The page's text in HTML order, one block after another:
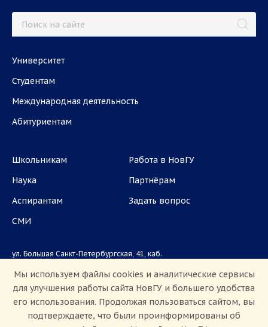
Университет
Студентам
Международная деятельность
Абитуриентам
Школьникам
Наука
Аспирантам
СМИ
Работа в НовГУ
Партнёрам
Задать вопрос
ул. Большая Санкт-Петербургская, 41, каб.
Приемная комиссия: +7(8162)33-20-44
Мы используем файлы cookies и аналитические сервисы
для улучшения работы сайта НовГУ и большего удобства
его использования. Продолжая пользоваться сайтом, вы
подтверждаете, что были проинформированы об